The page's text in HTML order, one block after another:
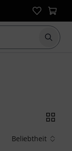
Suche
Beliebtheit